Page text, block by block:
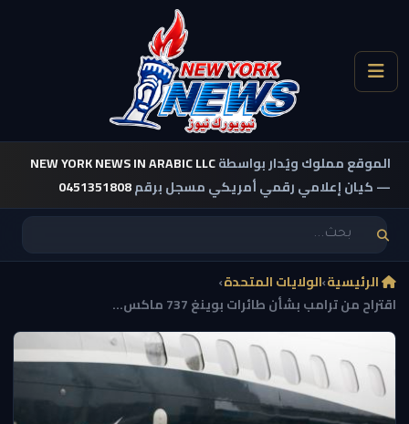
الموقع مملوك ويُدار بواسطةNEW YORK NEWS IN ARABIC LLC
— كيان إعلامي رقمي أمريكي مسجل برقم0451351808
الرئيسية›الولايات المتحدة›
اقتراح من ترامب بشأن طائرات بوينغ 737 ماكس...